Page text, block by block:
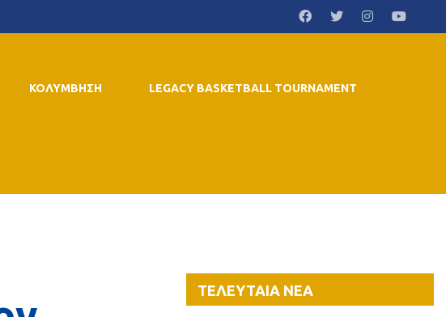
ΚΟΛΥΜΒΗΣΗ LEGACY BASKETBALL TOURNAMENT
ΤΕΛΕΥΤΑΙΑ ΝΕΑ